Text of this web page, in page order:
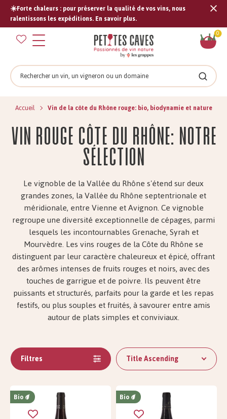
☀️Forte chaleurs : pour préserver la qualité de vos vins, nous
ralentissons les expéditions. En savoir plus.
0
Rechercher
Accueil Vin de la côte du Rhône rouge: bio, biodynamie et nature
Vin rouge côte du Rhône: notre
sélection
Le vignoble de la Vallée du Rhône s'étend sur deux
grandes zones, la Vallée du Rhône septentrionale et
méridionale, entre Vienne et Avignon. Ce vignoble
regroupe une diversité exceptionnelle de cépages, parmi
lesquels les incontournables Grenache, Syrah et
Mourvèdre. Les vins rouges de la Côte du Rhône se
distinguent par leur caractère chaleureux et épicé, offrant
des arômes intenses de fruits rouges et noirs, avec des
touches de garrigue et de poivre. Ils peuvent être
puissants et structurés, parfaits pour la garde et les repas
festifs, ou plus souples et fruités, à savourer entre amis
autour de plats simples et conviviaux.
Title Ascending
Filtres
Bio Bio